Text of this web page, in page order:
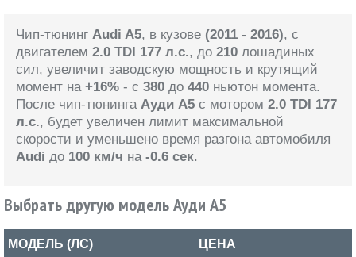
Чип-тюнинг Audi A5, в кузове (2011 - 2016), с
двигателем 2.0 TDI 177 л.с., до 210 лошадиных
сил, увеличит заводскую мощность и крутящий
момент на +16% - с 380 до 440 ньютон момента.
После чип-тюнинга Ауди A5 с мотором 2.0 TDI 177
л.с., будет увеличен лимит максимальной
скорости и уменьшено время разгона автомобиля
Audi до 100 км/ч на -0.6 сек.
Выбрать другую модель Ауди A5
МОДЕЛЬ (ЛС) ЦЕНА